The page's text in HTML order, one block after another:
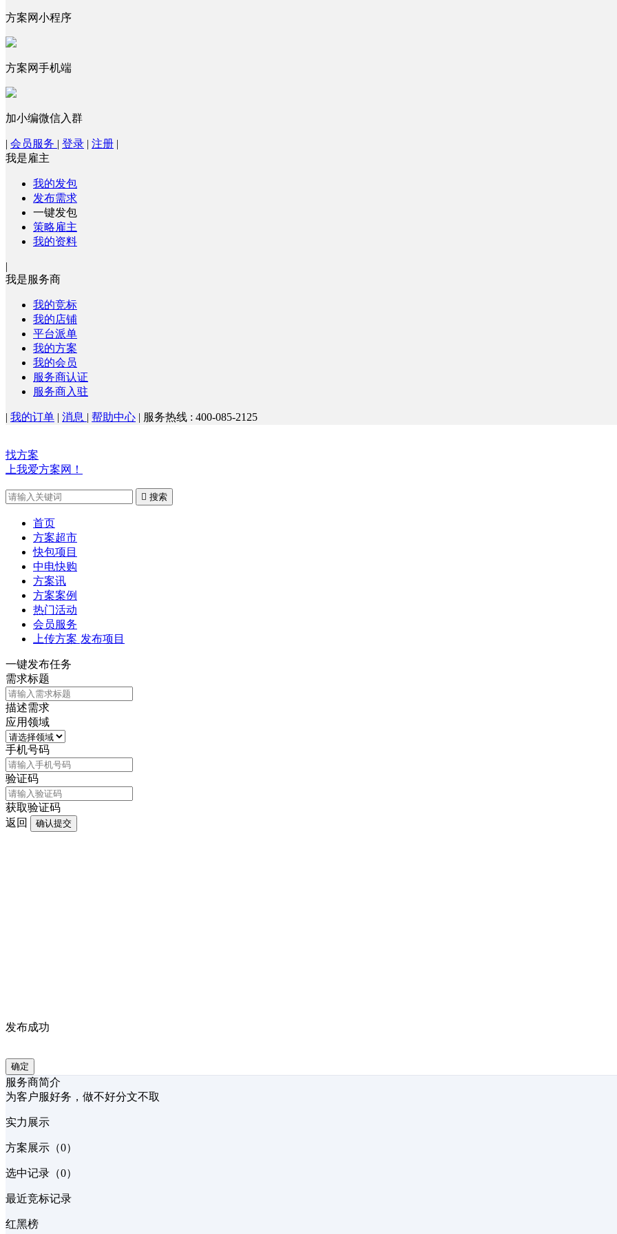
方案网小程序
方案网手机端
加小编微信入群
| 会员服务 | 登录 | 注册 |
我是雇主
我的发包
发布需求
一键发包
策略雇主
我的资料
|
我是服务商
我的竞标
我的店铺
平台派单
我的方案
我的会员
服务商认证
服务商入驻
| 我的订单 | 消息 | 帮助中心 | 服务热线 : 400-085-2125
找方案
上我爱方案网！
 搜索
首页
方案超市
快包项目
中电快购
方案讯
方案案例
热门活动
会员服务
上传方案 发布项目
一键发布任务
需求标题
描述需求
应用领域
手机号码
验证码
获取验证码
返回
确认提交
发布成功
确定
服务商简介
为客户服好务，做不好分文不取
实力展示
方案展示（0）
选中记录（0）
最近竞标记录
红黑榜